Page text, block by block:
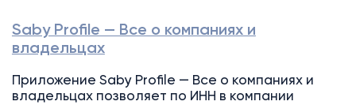
Saby Profile — Все о компаниях и
владельцах
Приложение Saby Profile — Все о компаниях и
владельцах позволяет по ИНН в компании